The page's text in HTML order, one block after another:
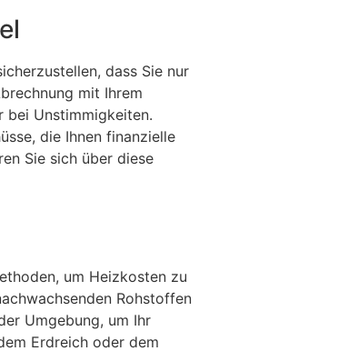
dass Sie nur
mit Ihrem
bei Unstimmigkeiten.
die Ihnen finanzielle
Sie sich über diese
um Heizkosten zu
Rohstoffen
Umgebung, um Ihr
Erdreich oder dem